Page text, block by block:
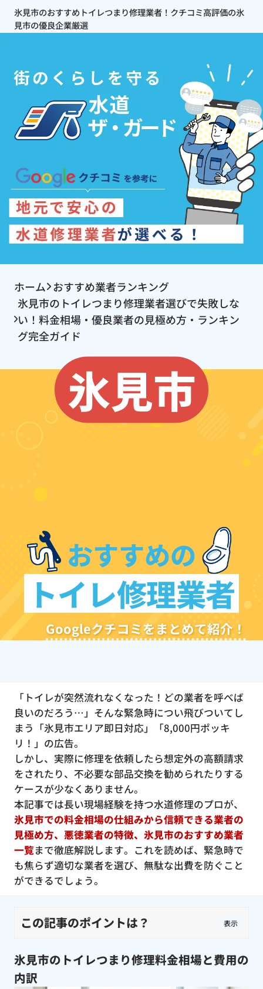
氷見市のおすすめトイレつまり修理業者！クチコミ高評価の氷
見市の優良企業厳選
ホーム おすすめ業者ランキング
氷見市のトイレつまり修理業者選びで失敗しな
い！料金相場・優良業者の見極め方・ランキン
グ完全ガイド
氷見市
おすすめの
トイレ修理業者
Googleクチコミをまとめて紹介！
「トイレが突然流れなくなった！どの業者を呼べば
良いのだろう…」そんな緊急時につい飛びついてし
まう「氷見市エリア即日対応」「8,000円ポッキ
リ！」の広告。
しかし、実際に修理を依頼したら想定外の高額請求
をされたり、不必要な部品交換を勧められたりする
ケースが少なくありません。
本記事では長い現場経験を持つ水道修理のプロが、
氷見市での料金相場の仕組みから信頼できる業者の
見極め方、悪徳業者の特徴、氷見市のおすすめ業者
一覧まで徹底解説します。これを読めば、緊急時で
も焦らず適切な業者を選び、無駄な出費を防ぐこと
ができるでしょう。
この記事のポイントは？ 表示
氷見市のトイレつまり修理料金相場と費用の
内訳